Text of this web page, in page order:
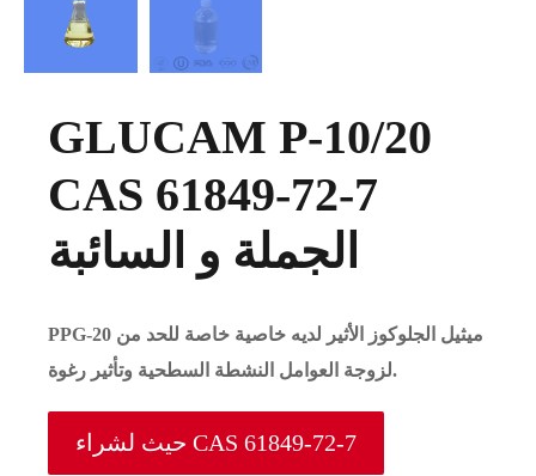
GLUCAM P-10/20
CAS 61849-72-7
الجملة و السائبة
PPG-20 ميثيل الجلوكوز الأثير لديه خاصية خاصة للحد من
لزوجة العوامل النشطة السطحية وتأثير رغوة.
حيث لشراء CAS 61849-72-7